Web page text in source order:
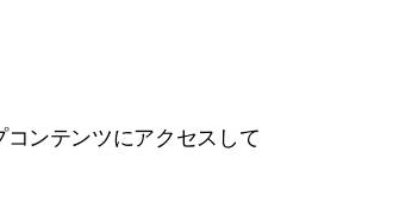
ンテンツにアクセスして